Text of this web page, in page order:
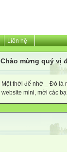
Liên hệ
Chào mừng quý vị
Một thời để nhớ _ Đó là
website mini, mời các